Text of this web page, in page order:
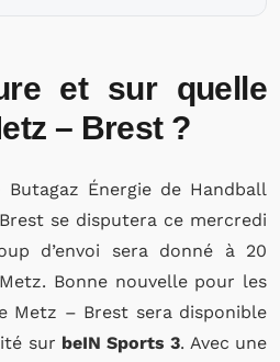
et sur quelle
– Brest ?
Énergie de Handball
se disputera ce mercredi
d’envoi sera donné à 20
Bonne nouvelle pour les
Metz – Brest sera disponible
sur beIN Sports 3. Avec une